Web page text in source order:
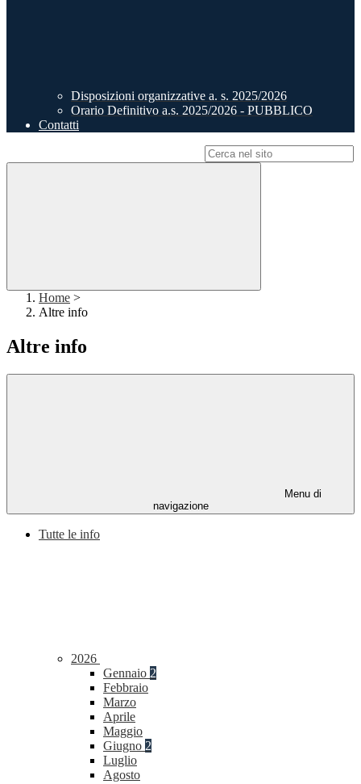
Disposizioni organizzative a. s. 2025/2026
Orario Definitivo a.s. 2025/2026 - PUBBLICO
Contatti
Home >
Altre info
Altre info
Menu di
navigazione
Tutte le info
2026
Gennaio 2
Febbraio
Marzo
Aprile
Maggio
Giugno 2
Luglio
Agosto